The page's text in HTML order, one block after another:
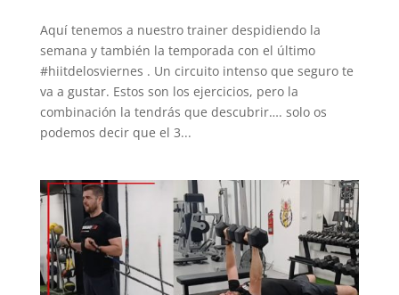
Aquí tenemos a nuestro trainer despidiendo la
semana y también la temporada con el último
#hiitdelosviernes . Un circuito intenso que seguro te
va a gustar. Estos son los ejercicios, pero la
combinación la tendrás que descubrir…. solo os
podemos decir que el 3...